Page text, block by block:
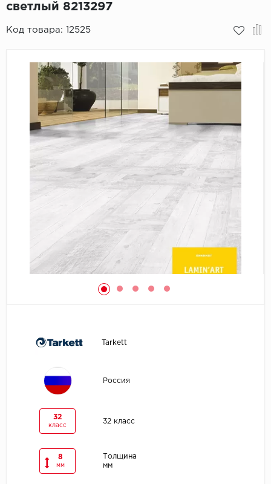
Bonkeel
Classen
CronaFloor
Damy Floor
ECO Parquet
Подложка
Пробковое покрытие
светлый 8213297
Код товара: 12525
Tarkett
Россия
32
класс
32 класс
8
мм
Толщина
мм